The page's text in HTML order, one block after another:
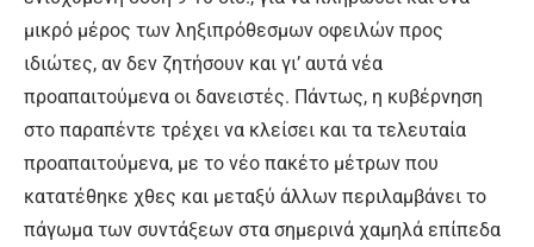
μικρό μέρος των ληξιπρόθεσμων οφειλών προς
ιδιώτες, αν δεν ζητήσουν και γι’ αυτά νέα
προαπαιτούμενα οι δανειστές. Πάντως, η κυβέρνηση
στο παραπέντε τρέχει να κλείσει και τα τελευταία
προαπαιτούμενα, με το νέο πακέτο μέτρων που
κατατέθηκε χθες και μεταξύ άλλων περιλαμβάνει το
πάγωμα των συντάξεων στα σημερινά χαμηλά επίπεδα